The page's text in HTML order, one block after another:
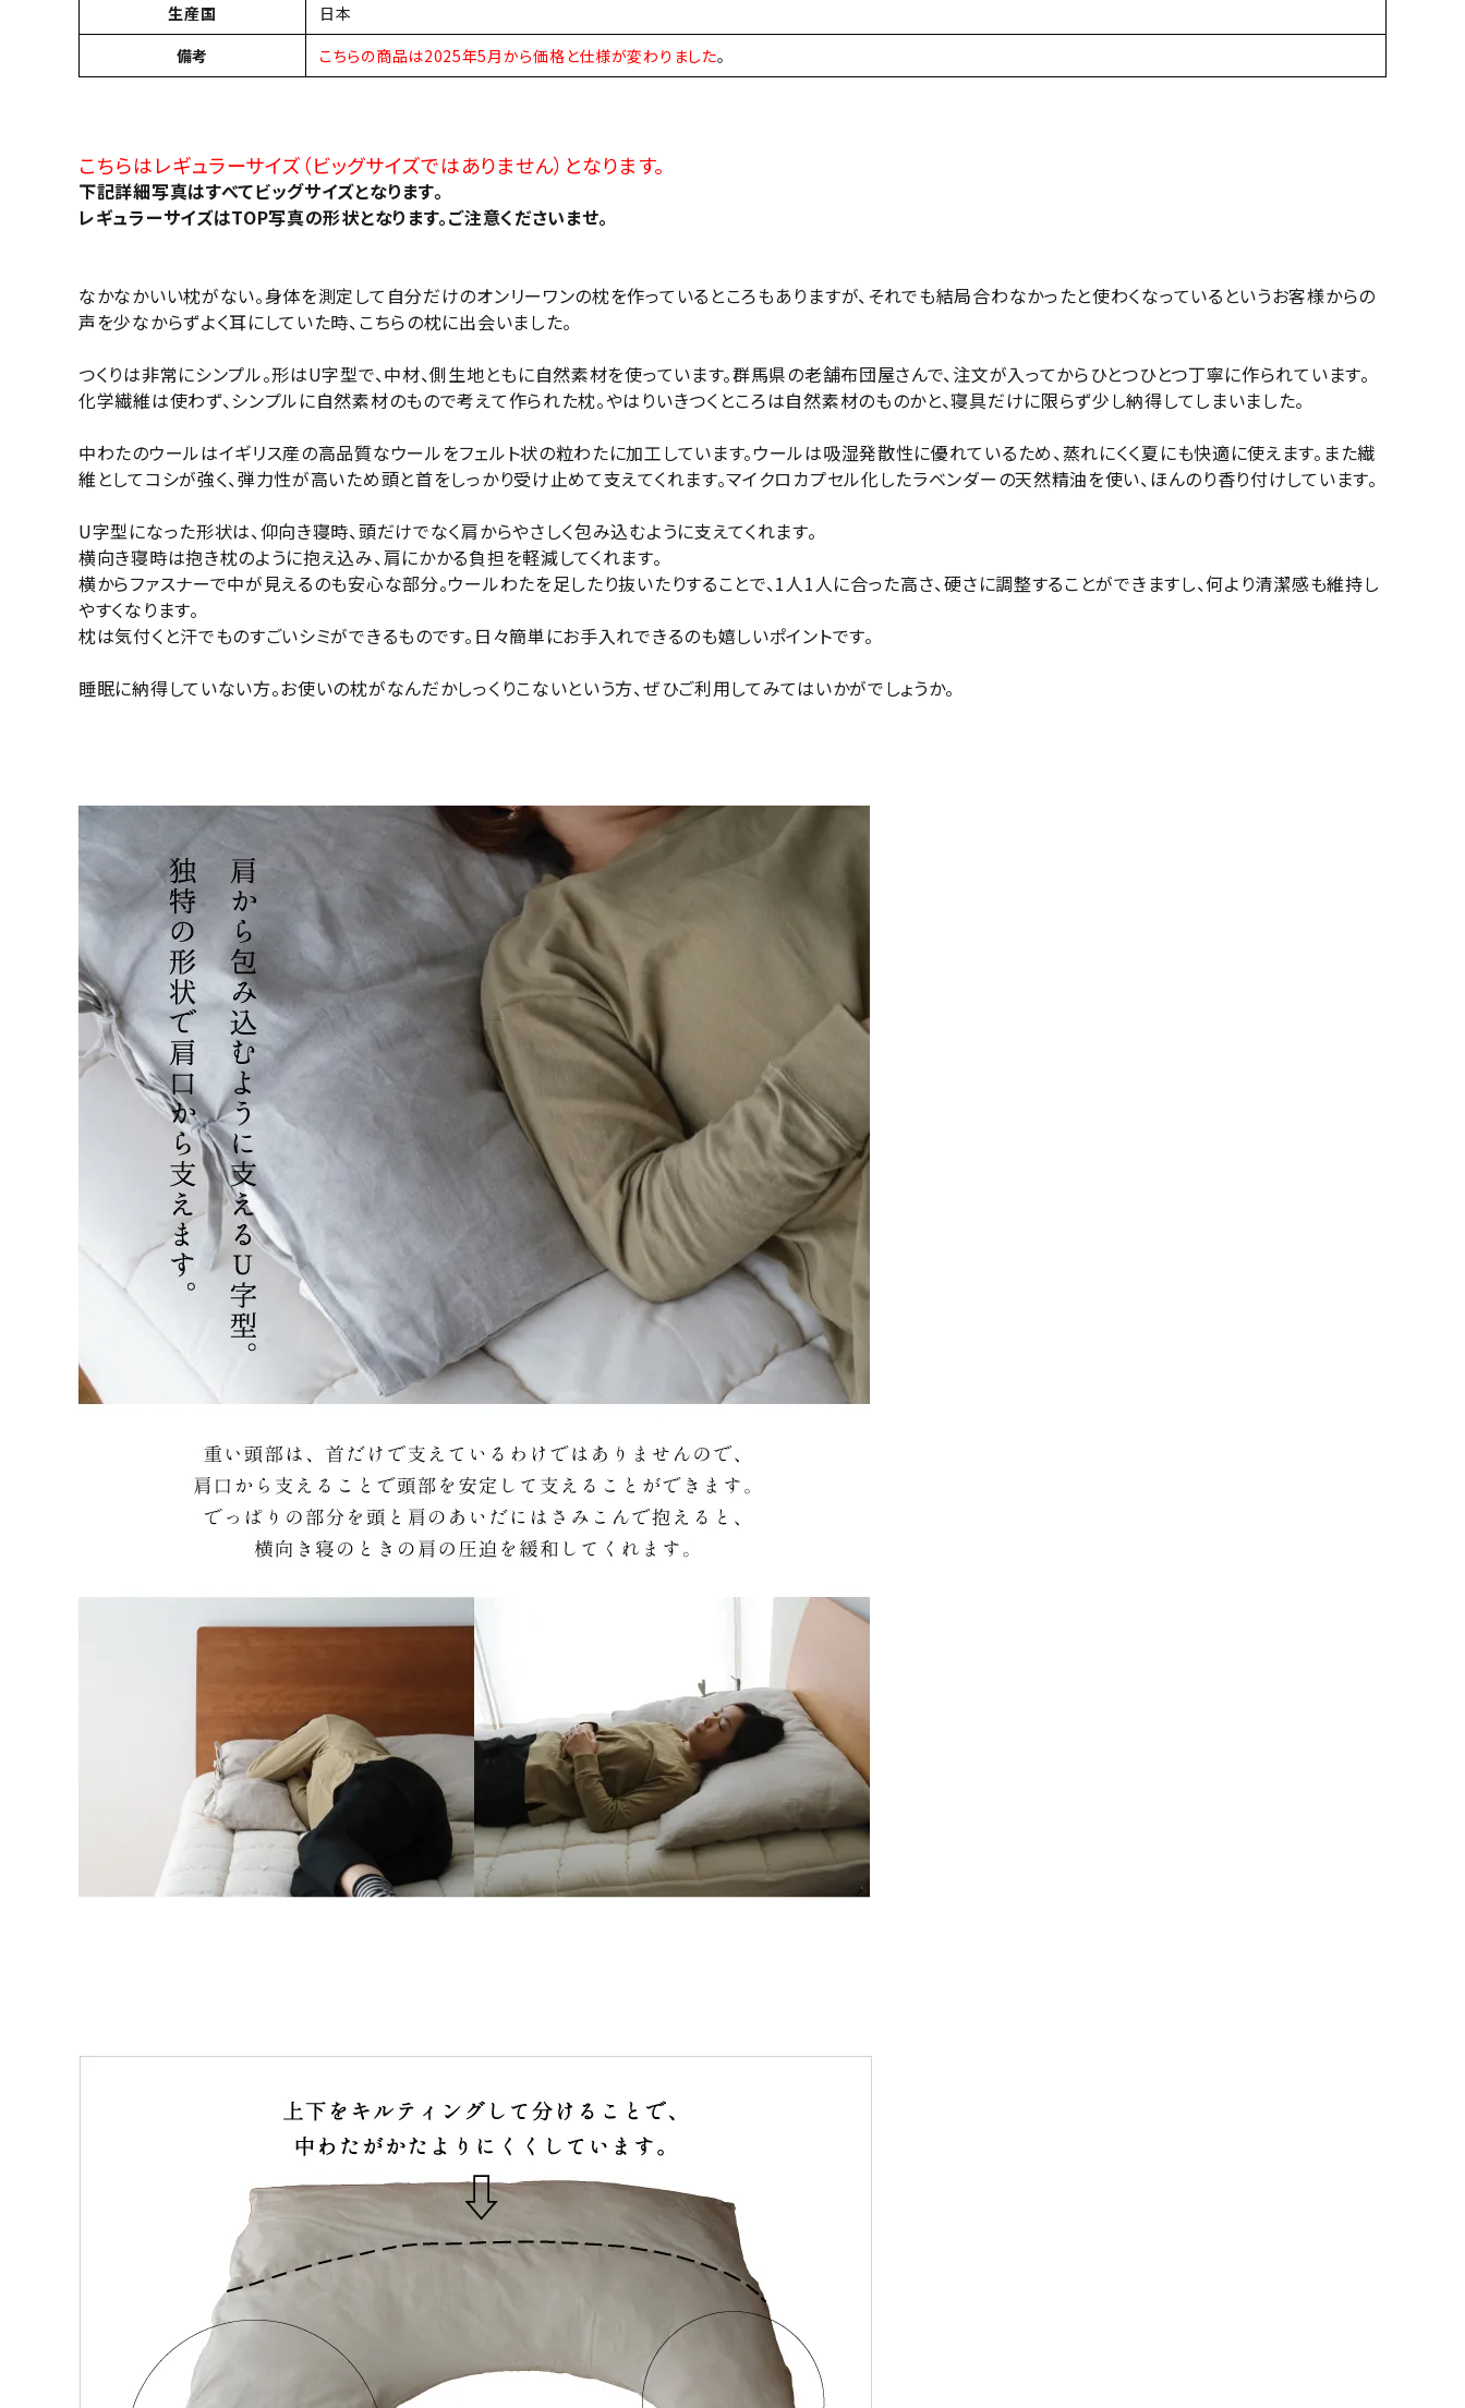
生産国
日本
備考
こちらの商品は2025年5月から価格と仕様が変わりました。
こちらはレギュラーサイズ（ビッグサイズではありません）となります。
下記詳細写真はすべてビッグサイズとなります。
レギュラーサイズはTOP写真の形状となります。ご注意くださいませ。
なかなかいい枕がない。身体を測定して自分だけのオンリーワンの枕を作っているところもありますが、それでも結局合わなかったと使わくなっているというお客様からの
声を少なからずよく耳にしていた時、こちらの枕に出会いました。
つくりは非常にシンプル。形はU字型で、中材、側生地ともに自然素材を使っています。群馬県の老舗布団屋さんで、注文が入ってからひとつひとつ丁寧に作られています。
化学繊維は使わず、シンプルに自然素材のもので考えて作られた枕。やはりいきつくところは自然素材のものかと、寝具だけに限らず少し納得してしまいました。
中わたのウールはイギリス産の高品質なウールをフェルト状の粒わたに加工しています。ウールは吸湿発散性に優れているため、蒸れにくく夏にも快適に使えます。また繊
維としてコシが強く、弾力性が高いため頭と首をしっかり受け止めて支えてくれます。マイクロカプセル化したラベンダーの天然精油を使い、ほんのり香り付けしています。
U字型になった形状は、仰向き寝時、頭だけでなく肩からやさしく包み込むように支えてくれます。
横向き寝時は抱き枕のように抱え込み、肩にかかる負担を軽減してくれます。
横からファスナーで中が見えるのも安心な部分。ウールわたを足したり抜いたりすることで、1人1人に合った高さ、硬さに調整することができますし、何より清潔感も維持し
やすくなります。
枕は気付くと汗でものすごいシミができるものです。日々簡単にお手入れできるのも嬉しいポイントです。
睡眠に納得していない方。お使いの枕がなんだかしっくりこないという方、ぜひご利用してみてはいかがでしょうか。